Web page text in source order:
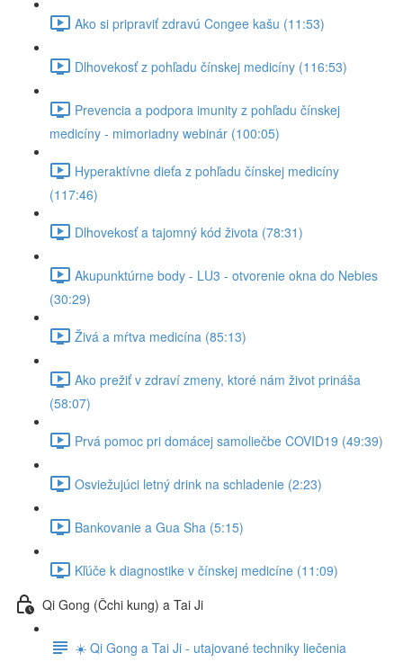
Ako si pripraviť zdravú Congee kašu (11:53)
Dlhovekosť z pohľadu čínskej medicíny (116:53)
Prevencia a podpora imunity z pohľadu čínskej
medicíny - mimoriadny webinár (100:05)
Hyperaktívne dieťa z pohľadu čínskej medicíny
(117:46)
Dlhovekosť a tajomný kód života (78:31)
Akupunktúrne body - LU3 - otvorenie okna do Nebies
(30:29)
Živá a mŕtva medicína (85:13)
Ako prežiť v zdraví zmeny, ktoré nám život prináša
(58:07)
Prvá pomoc pri domácej samoliečbe COVID19 (49:39)
Osviežujúci letný drink na schladenie (2:23)
Bankovanie a Gua Sha (5:15)
Kľúče k diagnostike v čínskej medicíne (11:09)
Qi Gong (Čchi kung) a Tai Ji
☀️ Qi Gong a Tai Ji - utajované techniky liečenia